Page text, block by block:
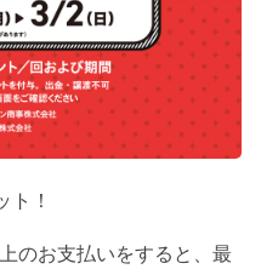
ト！
のお支払いをすると、最